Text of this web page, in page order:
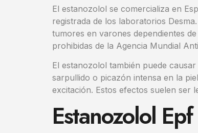
El estanozolol se comercializa en
registrada de los laboratorios
tumores en varones dependientes
prohibidas de la Agencia Mundial
El estanozolol también puede
sarpullido o picazón intensa en la
excitación. Estos efectos suelen ser
Estanozolol